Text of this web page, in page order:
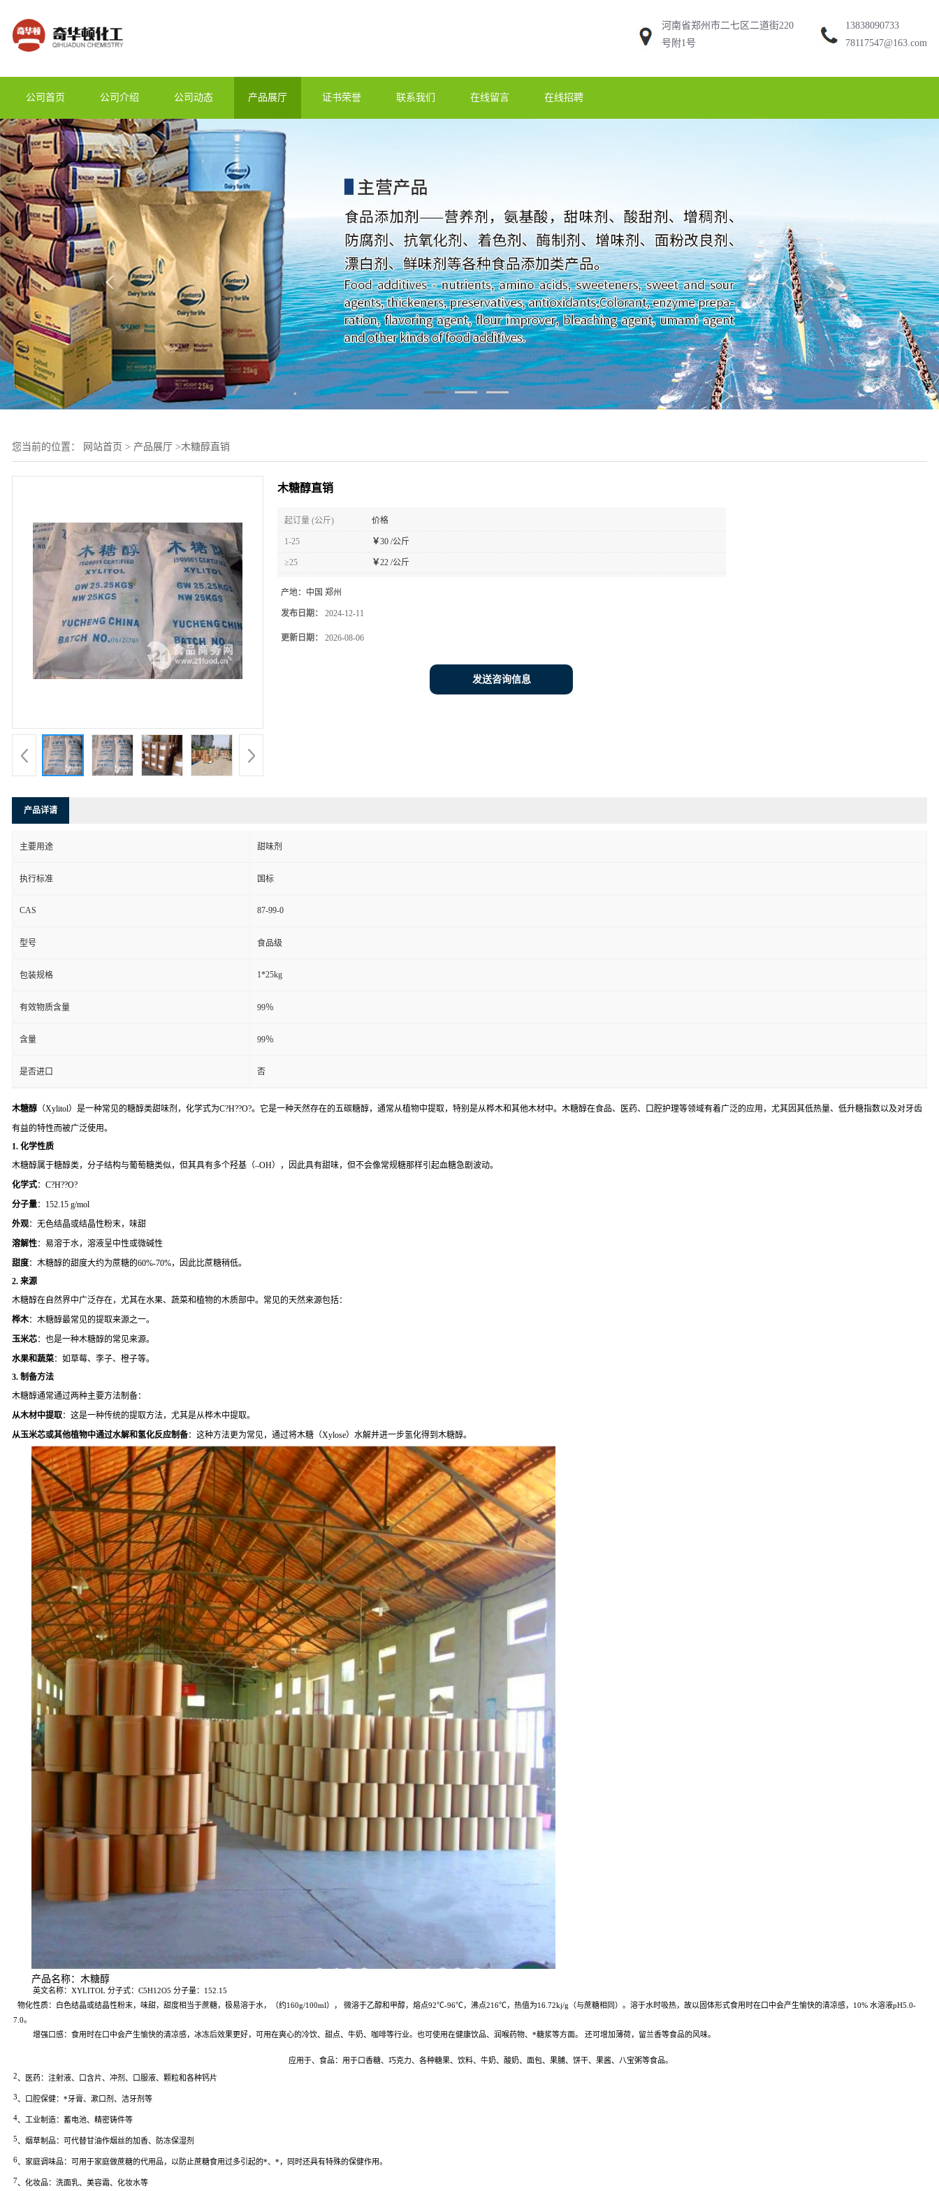
河南省郑州市二七区二道街220
号附1号
13838090733
78117547@163.com
公司首页 公司介绍 公司动态 产品展厅 证书荣誉 联系我们 在线留言 在线招聘
您当前的位置： 网站首页 > 产品展厅 >木糖醇直销
木糖醇直销
起订量 (公斤) 价格
1-25 ￥30 /公斤
≥25 ￥22 /公斤
产地： 中国 郑州
发布日期： 2024-12-11
更新日期： 2026-08-06
发送咨询信息
产品详请
主要用途 甜味剂
执行标准 国标
CAS 87-99-0
型号 食品级
包装规格 1*25kg
有效物质含量 99％
含量 99％
是否进口 否
木糖醇 （Xylitol）是一种常见的糖醇类甜味剂，化学式为C?H??O?。它是一种天然存在的五碳糖醇，通常从植物中提取，特别是从桦木和其他木材中。木糖醇在食品、医药、口腔护理等领域有着广泛的应用，尤其因其低热量、低升糖指数以及对牙齿
有益的特性而被广泛使用。
1. 化学性质
木糖醇属于糖醇类，分子结构与葡萄糖类似，但其具有多个羟基（–OH），因此具有甜味，但不会像常规糖那样引起血糖急剧波动。
化学式：C?H??O?
分子量：152.15 g/mol
外观：无色结晶或结晶性粉末，味甜
溶解性：易溶于水，溶液呈中性或微碱性
甜度：木糖醇的甜度大约为蔗糖的60%-70%，因此比蔗糖稍低。
2. 来源
木糖醇在自然界中广泛存在，尤其在水果、蔬菜和植物的木质部中。常见的天然来源包括：
桦木：木糖醇最常见的提取来源之一。
玉米芯：也是一种木糖醇的常见来源。
水果和蔬菜：如草莓、李子、橙子等。
3. 制备方法
木糖醇通常通过两种主要方法制备：
从木材中提取：这是一种传统的提取方法，尤其是从桦木中提取。
从玉米芯或其他植物中通过水解和氢化反应制备：这种方法更为常见，通过将木糖（Xylose）水解并进一步氢化得到木糖醇。
产品名称：木糖醇
英文名称：XYLITOL 分子式：C5H12O5 分子量：152.15
物化性质：白色结晶或结晶性粉末，味甜，甜度相当于蔗糖，极易溶于水，（约160g/100ml）， 微溶于乙醇和甲醇，熔点92℃-96℃，沸点216℃，热值为16.72kj/g（与蔗糖相同）。溶于水时吸热，故以固体形式食用时在口中会产生愉快的清凉感，10% 水溶液pH5.0-
7.0。
增强口感：食用时在口中会产生愉快的清凉感，冰冻后效果更好，可用在爽心的冷饮、甜点、牛奶、咖啡等行业。也可使用在健康饮品、润喉药物、*糖浆等方面。 还可增加薄荷，留兰香等食品的风味。
应用于、食品：用于口香糖、巧克力、各种糖果、饮料、牛奶、酸奶、面包、果脯、饼干、果酱、八宝粥等食品。
2、医药：注射液、口含片、冲剂、口服液、颗粒和各种钙片
3、口腔保健：*牙膏、漱口剂、洁牙剂等
4、工业制造：蓄电池、精密铸件等
5、烟草制品：可代替甘油作烟丝的加香、防冻保湿剂
6、家庭调味品：可用于家庭做蔗糖的代用品，以防止蔗糖食用过多引起的*、*，同时还具有特殊的保健作用。
7、化妆品：洗面乳、美容霜、化妆水等